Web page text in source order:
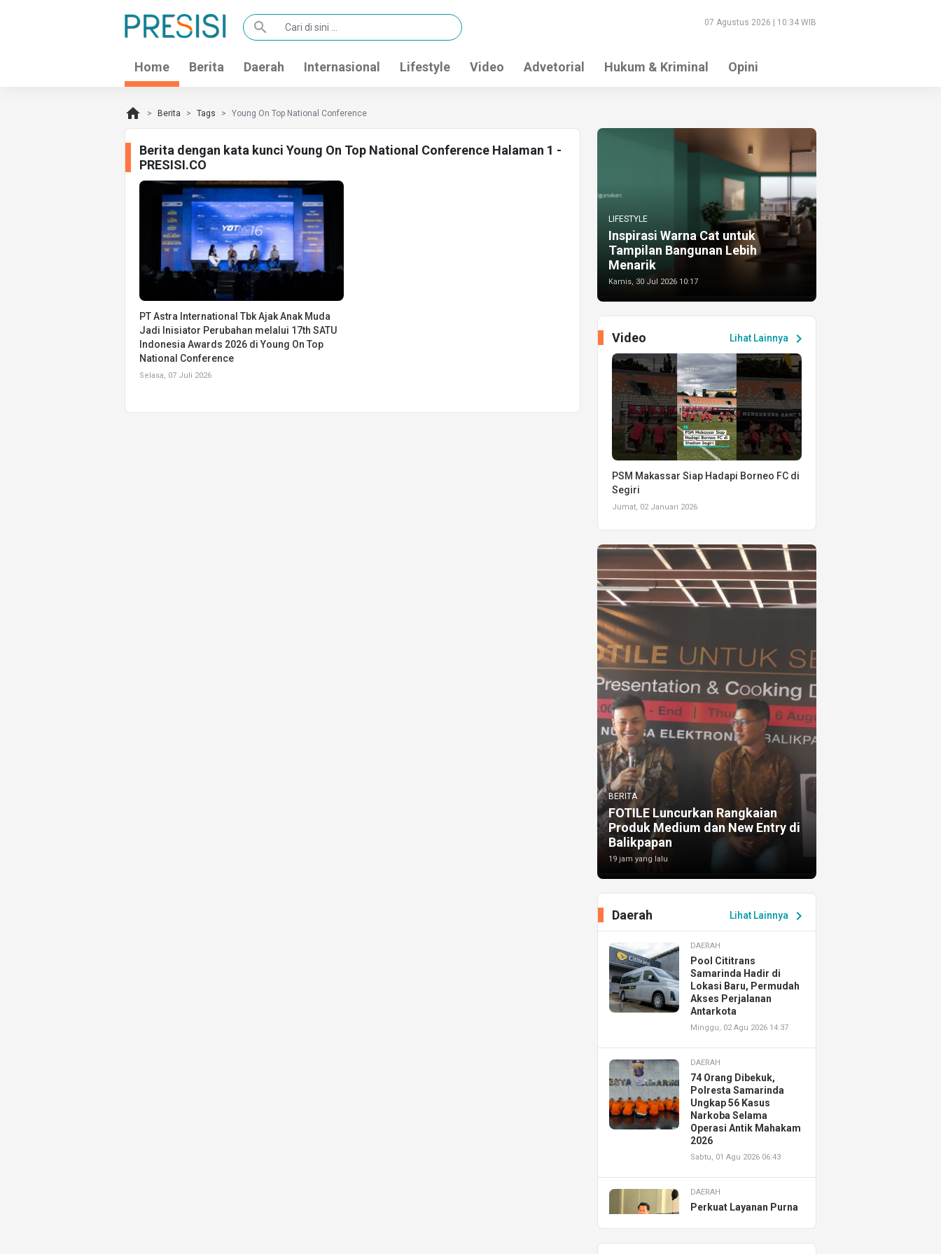
search 07 Agustus 2026 | 10:34 WIB
Home Berita Daerah Internasional Lifestyle Video Advetorial Hukum & Kriminal Opini
home Berita Tags Young On Top National Conference
Berita dengan kata kunci Young On Top National Conference Halaman 1 -
PRESISI.CO
PT Astra International Tbk Ajak Anak Muda
Jadi Inisiator Perubahan melalui 17th SATU
Indonesia Awards 2026 di Young On Top
National Conference
Selasa, 07 Juli 2026
LIFESTYLE
Inspirasi Warna Cat untuk
Tampilan Bangunan Lebih
Menarik
Kamis, 30 Jul 2026 10:17
Lihat Lainnya chevron_right
Video
PSM Makassar Siap Hadapi Borneo FC di
Segiri
Jumat, 02 Januari 2026
BERITA
FOTILE Luncurkan Rangkaian
Produk Medium dan New Entry di
Balikpapan
19 jam yang lalu
Lihat Lainnya chevron_right
Daerah
DAERAH
Pool Cititrans
Samarinda Hadir di
Lokasi Baru, Permudah
Akses Perjalanan
Antarkota
Minggu, 02 Agu 2026 14:37
DAERAH
74 Orang Dibekuk,
Polresta Samarinda
Ungkap 56 Kasus
Narkoba Selama
Operasi Antik Mahakam
2026
Sabtu, 01 Agu 2026 06:43
DAERAH
Perkuat Layanan Purna
Resmikan AHASS